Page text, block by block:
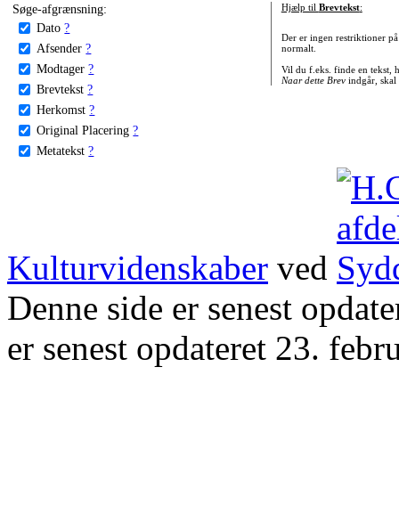
Søge-afgrænsning:
Dato ?
Afsender ?
Modtager ?
Brevtekst ?
Herkomst ?
Original Placering ?
Metatekst ?
Hjælp til Brevtekst:
Der er ingen restriktioner
normalt.
Vil du f.eks. finde en tekst,
Naar dette Brevindgår, skal
Kulturvidenskaber ved
Denne side er senest
er senest opdateret 23.